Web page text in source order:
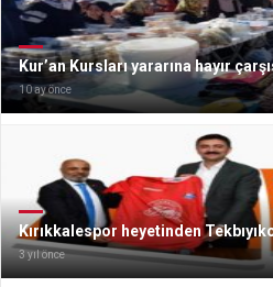
Kur’an Kursları yararına hayır
10 ay önce
Kırıkkalespor heyetinden
3 yıl önce